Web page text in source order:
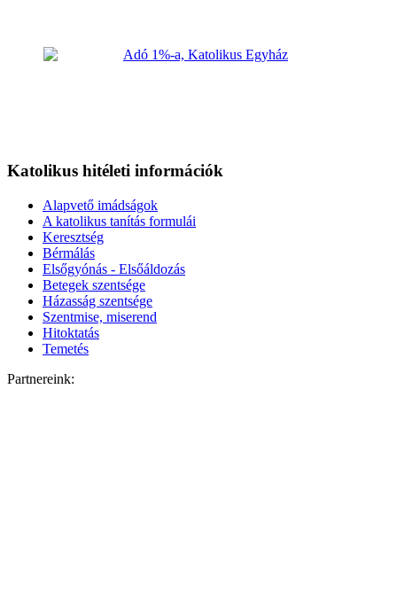
Katolikus hitéleti információk
Alapvető imádságok
A katolikus tanítás formulái
Keresztség
Bérmálás
Elsőgyónás - Elsőáldozás
Betegek szentsége
Házasság szentsége
Szentmise, miserend
Hitoktatás
Temetés
Partnereink: